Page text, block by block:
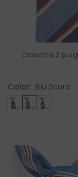
Cravatta 3
Color: Blu Scuro